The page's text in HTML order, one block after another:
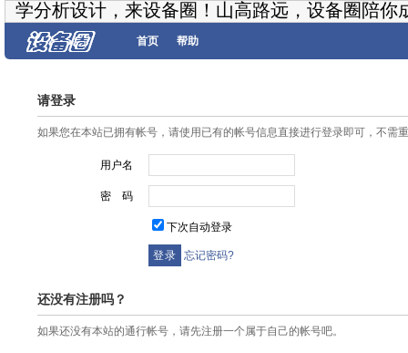
学分析设计，来设备圈！山高路远，设备圈陪你
首页 帮助
请登录
如果您在本站已拥有帐号，请使用已有的帐号信息直接进行登录即可，不需
用户名
密 码
下次自动登录
忘记密码?
还没有注册吗？
如果还没有本站的通行帐号，请先注册一个属于自己的帐号吧。